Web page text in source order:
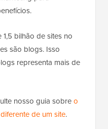
bilhão de sites no
são blogs. Isso
representa mais de
nosso guia sobreo
de um site.